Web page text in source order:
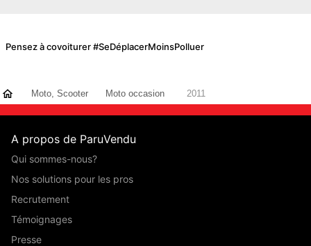
Pensez à covoiturer #SeDéplacerMoinsPolluer
Moto, Scooter Moto occasion 2011
A propos de ParuVendu
Qui sommes-nous?
Nos solutions pour les pros
Recrutement
Témoignages
Presse